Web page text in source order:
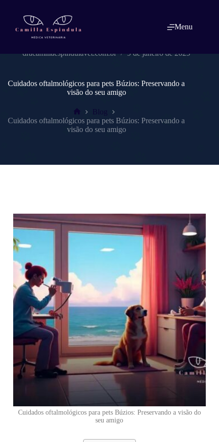
conteúdo
Menu
dracamillaespindulavet.com.br 9 de janeiro de 2025
Cuidados oftalmológicos para pets Búzios: Preservando a
visão do seu amigo
Home
Blog
Cuidados oftalmológicos para pets Búzios: Preservando a
visão do seu amigo
Cuidados oftalmológicos para pets Búzios: Preservando a visão do
seu amigo